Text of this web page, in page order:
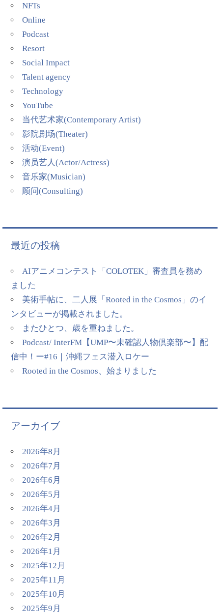
NFTs
Online
Podcast
Resort
Social Impact
Talent agency
Technology
YouTube
当代艺术家(Contemporary Artist)
影院剧场(Theater)
活动(Event)
演员艺人(Actor/Actress)
音乐家(Musician)
顾问(Consulting)
最近の投稿
AIアニメコンテスト「COLOTEK」審査員を務め
ました
美術手帖に、二人展「Rooted in the Cosmos」のイ
ンタビューが掲載されました。
またひとつ、歳を重ねました。
Podcast/ InterFM【UMP〜未確認人物倶楽部〜】配
信中！ー#16｜沖縄フェス潜入ロケー
Rooted in the Cosmos、始まりました
アーカイブ
2026年8月
2026年7月
2026年6月
2026年5月
2026年4月
2026年3月
2026年2月
2026年1月
2025年12月
2025年11月
2025年10月
2025年9月